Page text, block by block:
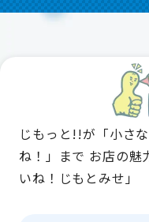
じもっと!!が「小さ
ね！」まで お店の魅
いね！じもとみせ」